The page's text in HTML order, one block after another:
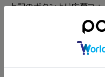
上記のボタンより応募フォ
カバーモデル当選者6名